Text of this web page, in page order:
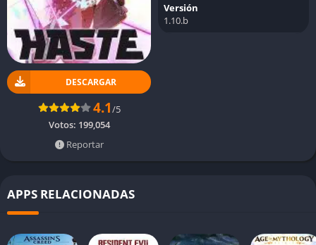
DESCARGAR
4.1/5
Votos: 199,054
Reportar
Versión
1.10.b
APPS RELACIONADAS